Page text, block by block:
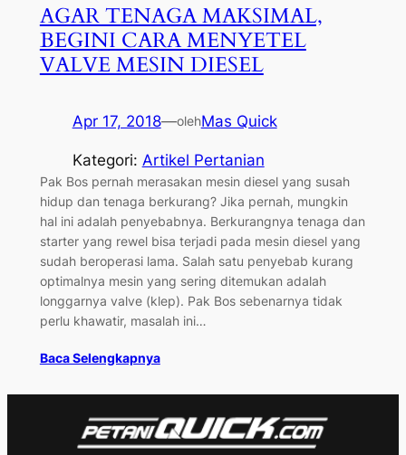
AGAR TENAGA MAKSIMAL,
BEGINI CARA MENYETEL
VALVE MESIN DIESEL
Apr 17, 2018—olehMas Quick
Kategori: Artikel Pertanian
Pak Bos pernah merasakan mesin diesel yang susah
hidup dan tenaga berkurang? Jika pernah, mungkin
hal ini adalah penyebabnya. Berkurangnya tenaga dan
starter yang rewel bisa terjadi pada mesin diesel yang
sudah beroperasi lama. Salah satu penyebab kurang
optimalnya mesin yang sering ditemukan adalah
longgarnya valve (klep). Pak Bos sebenarnya tidak
perlu khawatir, masalah ini…
Baca Selengkapnya